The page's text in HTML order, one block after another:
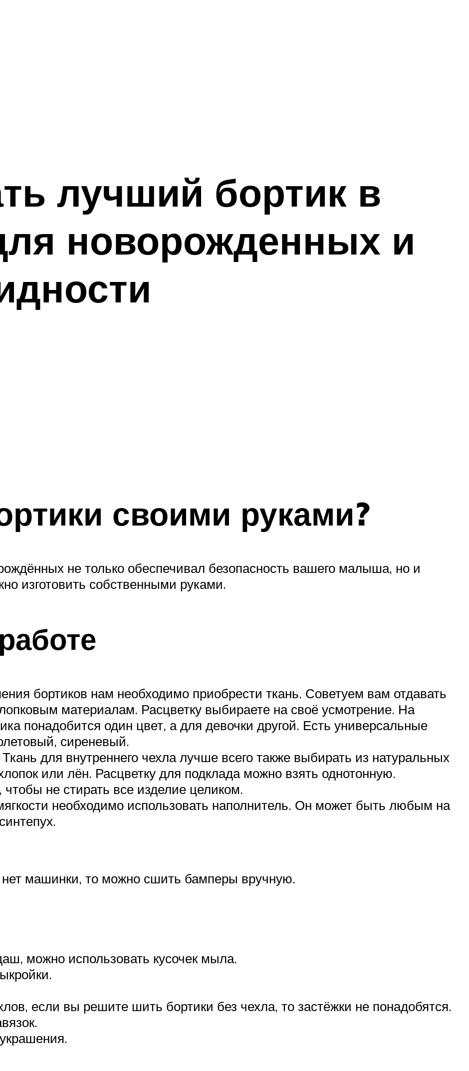
лучший бортик в
новорожденных и
своими руками?
не только обеспечивал безопасность вашего малыша, но и
изготовить собственными руками.
бортиков нам необходимо приобрести ткань. Советуем вам отдавать
материалам. Расцветку выбираете на своё усмотрение. На
понадобится один цвет, а для девочки другой. Есть универсальные
сиреневый.
для внутреннего чехла лучше всего также выбирать из натуральных
или лён. Расцветку для подклада можно взять однотонную.
не стирать все изделие целиком.
необходимо использовать наполнитель. Он может быть любым на
машинки, то можно сшить бамперы вручную.
можно использовать кусочек мыла.
если вы решите шить бортики без чехла, то застёжки не понадобятся.